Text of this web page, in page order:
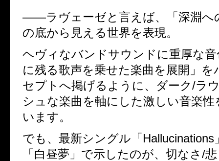
――ラヴェーゼと言えば、「深淵へ
の底から見える世界を表現。
ヘヴィなバンドサウンドに重厚な
に残る歌声を乗せた楽曲を展開」
セプトへ掲げるように、ダーク/ラ
シュな楽曲を軸にした激しい音楽
います。
でも、最新シングル「 Hallucinations
「白昼夢」で示したのが、切なさ /